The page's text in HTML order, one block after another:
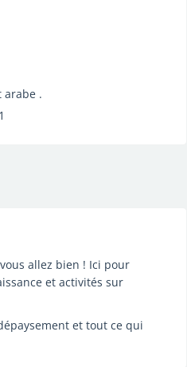
arabe .
allez bien ! Ici pour
et activités sur
et tout ce qui